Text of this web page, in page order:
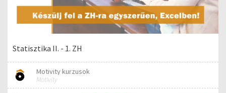
Statisztika II. - 1. ZH
Motivity kurzusok
Motivity